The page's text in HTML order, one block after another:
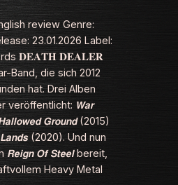
review Genre:
23.01.2026 Label:
𝐃𝐄𝐀𝐓𝐇 𝐃𝐄𝐀𝐋𝐄𝐑
Band, die sich 2012
hat. Drei Alben
veröffentlicht: 𝙒𝙖𝙧
𝙂𝙧𝙤𝙪𝙣𝙙 (2015)
(2020). Und nun
𝙊𝙛 𝙎𝙩𝙚𝙚𝙡 bereit,
Heavy Metal